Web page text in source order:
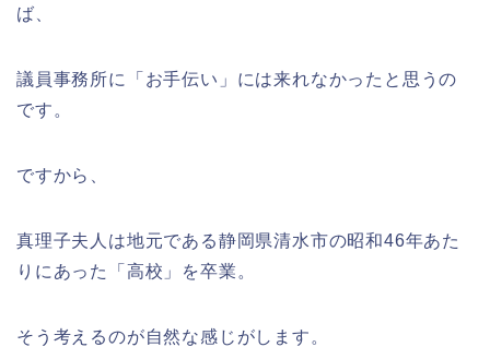
ば、
議員事務所に「お手伝い」には来れなかったと思うの
です。
ですから、
真理子夫人は地元である静岡県清水市の昭和46年あた
りにあった「高校」を卒業。
そう考えるのが自然な感じがします。